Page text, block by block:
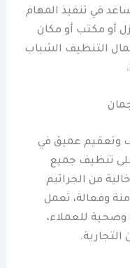
في تنفيذ المهام
أو مكتب أو مكان
التنظيف الشباب
وتعقيم عميق في
تنظيف جميع
من الجراثيم
وفعالة، تعمل
للعملاء،
التجارية.